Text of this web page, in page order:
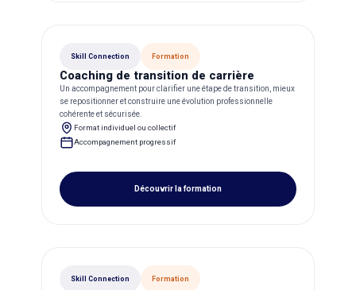
Skill Connection Formation
Coaching de transition de carrière
Un accompagnement pour clarifier une étape de transition, mieux
se repositionner et construire une évolution professionnelle
cohérente et sécurisée.
Format individuel ou collectif
Accompagnement progressif
Découvrir la formation
Skill Connection Formation